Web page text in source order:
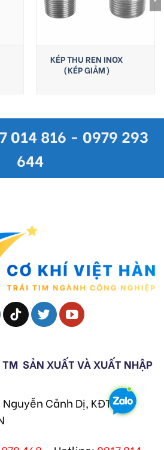
KÉP THU REN INOX
(KÉP GIẢM)
014 816 - 0979 293
644
SẢN XUẤT VÀ XUẤT NHẬP
Nguyễn Cảnh Dị, KĐT Đại